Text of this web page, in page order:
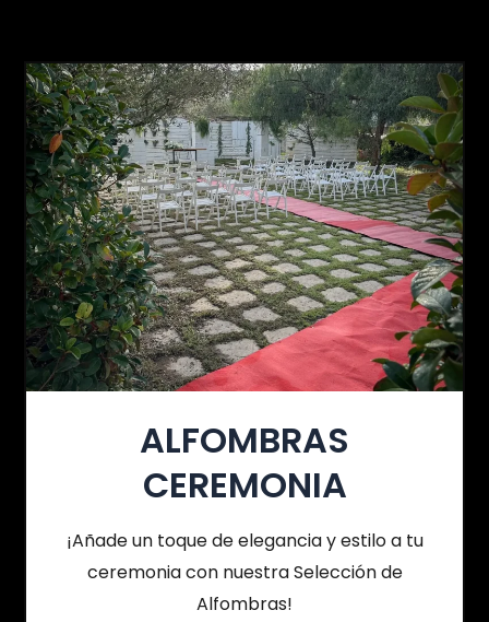
ALFOMBRAS
CEREMONIA
¡Añade un toque de elegancia y estilo a tu
ceremonia con nuestra Selección de
Alfombras!